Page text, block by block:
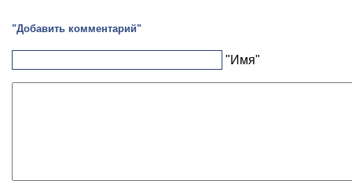
"Добавить комментарий"
"Имя"